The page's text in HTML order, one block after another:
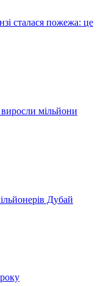
сталася пожежа: це
мільйони
Дубай